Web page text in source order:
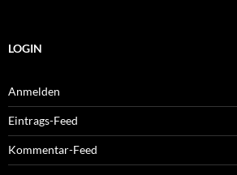
LOGIN
Anmelden
Eintrags-Feed
Kommentar-Feed